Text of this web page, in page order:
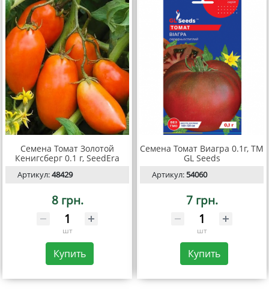
Семена Томат Золотой
Кенигсберг 0.1 г, SeedEra
Артикул:48429
8 грн.
шт
Купить
Семена Томат Виагра 0.1г, TM
GL Seeds
Артикул:54060
7 грн.
шт
Купить